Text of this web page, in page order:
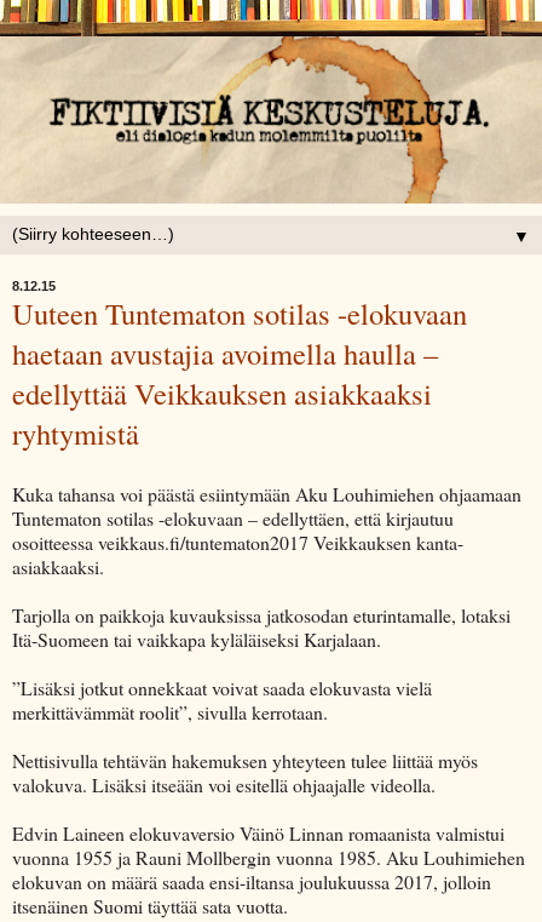
▼
8.12.15
Uuteen Tuntematon sotilas -elokuvaan
haetaan avustajia avoimella haulla –
edellyttää Veikkauksen asiakkaaksi
ryhtymistä
Kuka tahansa voi päästä esiintymään Aku Louhimiehen ohjaamaan
Tuntematon sotilas -elokuvaan – edellyttäen, että kirjautuu
osoitteessa veikkaus.fi/tuntematon2017 Veikkauksen kanta-
asiakkaaksi.
Tarjolla on paikkoja kuvauksissa jatkosodan eturintamalle, lotaksi
Itä-Suomeen tai vaikkapa kyläläiseksi Karjalaan.
”Lisäksi jotkut onnekkaat voivat saada elokuvasta vielä
merkittävämmät roolit”, sivulla kerrotaan.
Nettisivulla tehtävän hakemuksen yhteyteen tulee liittää myös
valokuva. Lisäksi itseään voi esitellä ohjaajalle videolla.
Edvin Laineen elokuvaversio Väinö Linnan romaanista valmistui
vuonna 1955 ja Rauni Mollbergin vuonna 1985. Aku Louhimiehen
elokuvan on määrä saada ensi-iltansa joulukuussa 2017, jolloin
itsenäinen Suomi täyttää sata vuotta.